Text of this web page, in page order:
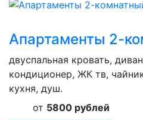
Апартаменты 2-
двуспальная кровать,
кондиционер, ЖК тв,
кухня, душ.
от 5800 рублей